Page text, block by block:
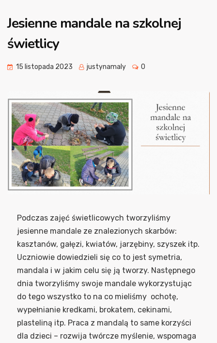
Jesienne mandale na szkolnej
świetlicy
15 listopada 2023 justynamaly 0
Podczas zajęć świetlicowych tworzyliśmy
jesienne mandale ze znalezionych skarbów:
kasztanów, gałęzi, kwiatów, jarzębiny, szyszek itp.
Uczniowie dowiedzieli się co to jest symetria,
mandala i w jakim celu się ją tworzy. Następnego
dnia tworzyliśmy swoje mandale wykorzystując
do tego wszystko to na co mieliśmy ochotę,
wypełnianie kredkami, brokatem, cekinami,
plasteliną itp. Praca z mandalą to same korzyści
dla dzieci – rozwija twórcze myślenie, wspomaga